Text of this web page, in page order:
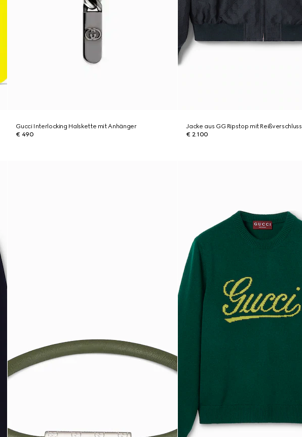
Gucci Interlocking Halskette mit Anhänger
€ 490
Jacke aus GG Ripstop mit Reißverschluss
€ 2.100